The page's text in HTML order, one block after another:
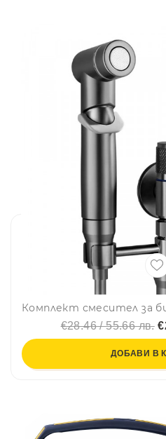
€28.46 / 55.66 лв.
ДОБАВИ В